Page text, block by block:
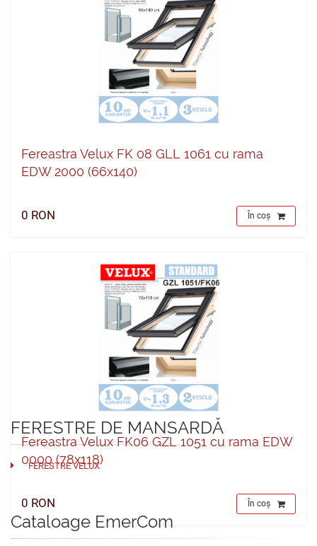
Fereastra Velux FK 08 GLL 1061 cu rama
EDW 2000 (66x140)
0 RON În coș
Fereastra Velux FK06 GZL 1051 cu rama EDW
0000 (78x118)
0 RON În coș
FERESTRE DE MANSARDĂ
FERESTRE VELUX
Cataloage EmerCom